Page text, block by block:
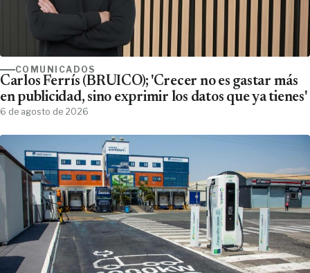
COMUNICADOS
Carlos Ferrís (BRUICO); 'Crecer no es gastar más
en publicidad, sino exprimir los datos que ya tienes'
6 de agosto de 2026